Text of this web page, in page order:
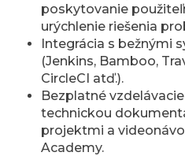
poskytovanie
urýchlenie riešenia
Integrácia s bežnými
(Jenkins, Bamboo,
CircleCI atď.).
Bezplatné
technickou
projektmi a
Academy.